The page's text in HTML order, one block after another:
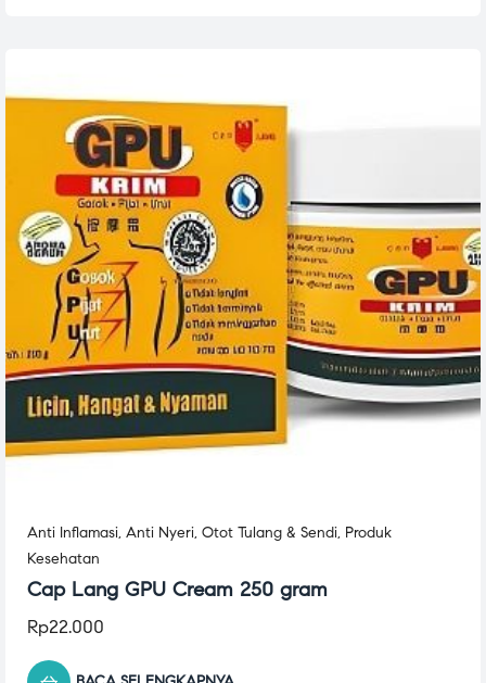
Anti Inflamasi, Anti Nyeri, Otot Tulang & Sendi, Produk
Kesehatan
Cap Lang GPU Cream 250 gram
Rp22.000